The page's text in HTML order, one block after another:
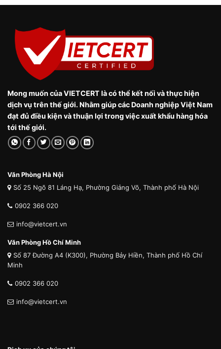
Mong muốn của VIETCERT là có thể kết nối và thực hiện
dịch vụ trên thế giới. Nhằm giúp các Doanh nghiệp Việt Nam
đạt đủ điều kiện và thuận lợi trong việc xuất khẩu hàng hóa
tới thế giới.
Văn Phòng Hà Nội
Số 25 Ngõ 81 Láng Hạ, Phường Giảng Võ, Thành phố Hà Nội
0902 366 020
info@vietcert.vn
Văn Phòng Hồ Chí Minh
Số 87 Đường A4 (K300), Phường Bảy Hiền, Thành phố Hồ Chí
Minh
0902 366 020
info@vietcert.vn